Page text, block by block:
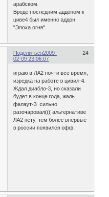
арабском.
Вроде последним аддоном к
циве4 был именно аддон
"Эпоха огня".
Поделиться 24
2009-
02-09 23:06:07
играю в ЛА2 почти все время,
изредка на работе в цивил-4.
Ждал диабло-3, но сказали
будет в конце года, жаль.
фалаут-3 сильно
разочаровал((( альтернативе
ЛА2 нету. тем более впервые
в россии появился офф.